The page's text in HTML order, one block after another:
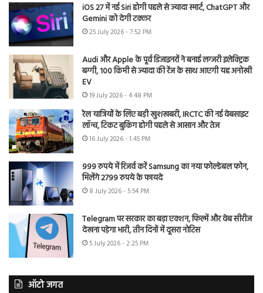
iOS 27 में नई Siri होगी पहले से ज्यादा स्मार्ट, ChatGPT और
Gemini को देगी टक्कर
25 July 2026 - 7:52 PM
Audi और Apple के पूर्व डिजाइनरों ने बनाई लग्जरी इलेक्ट्रिक
बग्गी, 100 किमी से ज्यादा की रेंज के साथ आएगी यह अनोखी
EV
19 July 2026 - 4:48 PM
रेल यात्रियों के लिए बड़ी खुशखबरी, IRCTC की नई वेबसाइट
लॉन्च, टिकट बुकिंग होगी पहले से आसान और तेज
16 July 2026 - 1:45 PM
999 रुपये में रिजर्व करें Samsung का नया फोल्डेबल फोन,
मिलेंगे 2799 रुपये के फायदे
8 July 2026 - 5:54 PM
Telegram पर सरकार का बड़ा एक्शन, फिल्में और वेब सीरीज
देखना पड़ेगा भारी, तीन दिनों में दूसरा नोटिस
5 July 2026 - 2:25 PM
ऑटो जगत